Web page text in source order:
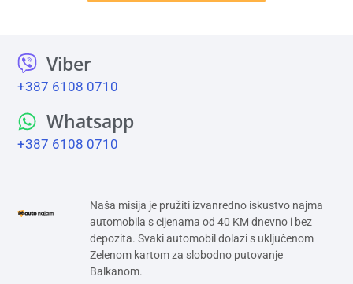
Viber
+387 6108 0710
Whatsapp
+387 6108 0710
Naša misija je pružiti izvanredno iskustvo najma
automobila s cijenama od 40 KM dnevno i bez
depozita. Svaki automobil dolazi s uključenom
Zelenom kartom za slobodno putovanje
Balkanom.